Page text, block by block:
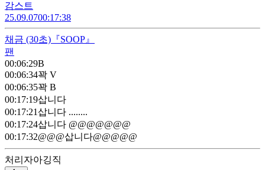
감스트
25.09.0700:17:38
채금 (30초) 『SOOP』
팬
00:06:29B
00:06:34꽉 V
00:06:35꽉 B
00:17:19삽니다
00:17:21삽니다 ........
00:17:24삽니다 @@@@@@@
00:17:32@@@삽니다@@@@@
처리자아깅직